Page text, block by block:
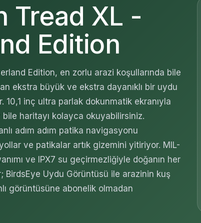
Tread XL -
Edition
Edition, en zorlu arazi koşullarında bile
ekstra büyük ve ekstra dayanıklı bir uydu
10,1 inç ultra parlak dokunmatik ekranıyla
haritayı kolayca okuyabilirsiniz.
adım adım patika navigasyonu
ve patikalar artık gizemini yitiriyor. MIL-
ve IPX7 su geçirmezliğiyle doğanın her
BirdsEye Uydu Görüntüsü ile arazinin kuş
görüntüsüne abonelik olmadan